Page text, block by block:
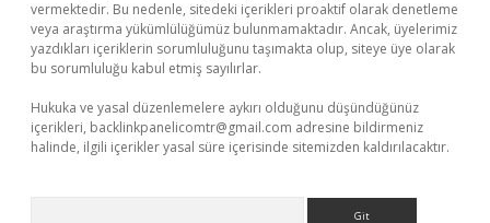
vermektedir. Bu nedenle, sitedeki içerikleri proaktif olarak denetleme
veya araştırma yükümlülüğümüz bulunmamaktadır. Ancak, üyelerimiz
yazdıkları içeriklerin sorumluluğunu taşımakta olup, siteye üye olarak
bu sorumluluğu kabul etmiş sayılırlar.
Hukuka ve yasal düzenlemelere aykırı olduğunu düşündüğünüz
içerikleri, backlinkpanelicomtr@gmail.com adresine bildirmeniz
halinde, ilgili içerikler yasal süre içerisinde sitemizden kaldırılacaktır.